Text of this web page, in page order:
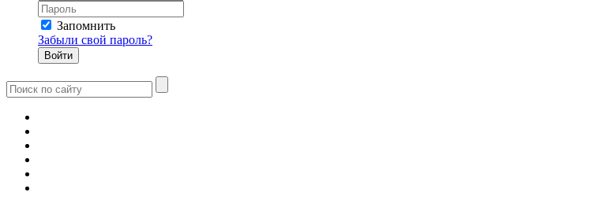
Запомнить
Забыли свой пароль?